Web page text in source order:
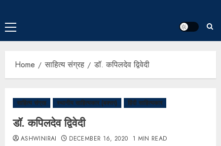
Home साहित्य संग्रह डॉ. कपिलदेव द्विवेदी
साहित्य संग्रह स्थानीय साहित्यकार (बक्सर) हिंदी साहित्यकार
डॉ. कपिलदेव द्विवेदी
ASHWINIRAI DECEMBER 16, 2020 1 MIN READ